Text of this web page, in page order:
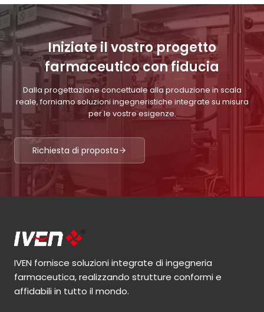
Iniziate il vostro progetto
farmaceutico con fiducia
Dalla progettazione concettuale alla produzione in scala
reale, forniamo soluzioni ingegneristiche integrate su misura
per le vostre esigenze.
Richiesta di proposta
IVEN fornisce soluzioni integrate di ingegneria
farmaceutica, realizzando strutture conformi e
affidabili in tutto il mondo.